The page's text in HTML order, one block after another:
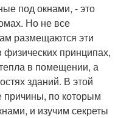
под окнами, - это
Но не все
размещаются эти
физических принципах,
в помещении, а
зданий. В этой
причины, по которым
и изучим секреты